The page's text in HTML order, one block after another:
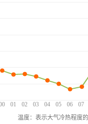
01 02 03 04 05 06 07
温度：表示大气冷热程度